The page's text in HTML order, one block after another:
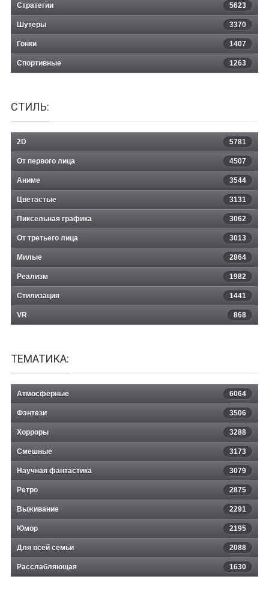
Стратегии 5623
Шутеры 3370
Гонки 1407
Спортивные 1263
СТИЛЬ:
2D 5781
От первого лица 4507
Аниме 3544
Цветастые 3131
Пиксельная графика 3062
От третьего лица 3013
Милые 2864
Реализм 1982
Стилизация 1441
VR 868
ТЕМАТИКА:
Атмосферные 6064
Фэнтези 3506
Хорроры 3288
Смешные 3173
Научная фантастика 3079
Ретро 2875
Выживание 2291
Юмор 2195
Для всей семьи 2088
Расслабляющая 1630